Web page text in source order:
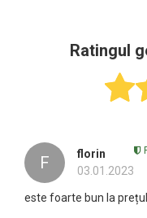
Ratingul
F
florin
03.01.2023
este foarte bun la